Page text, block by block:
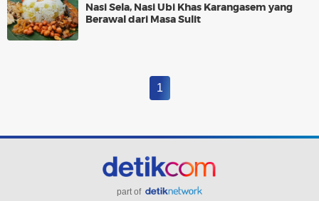
Nasi Sela, Nasi Ubi Khas Karangasem yang
Berawal dari Masa Sulit
1
part of